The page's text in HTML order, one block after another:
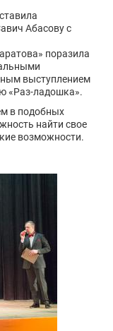
Абасову с
поразила
выступлением
«Раз-ладошка».
в подобных
найти свое
возможности.